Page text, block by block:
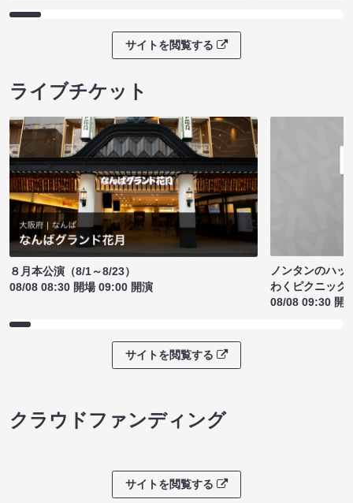
サイトを閲覧する
ライブチケット
８月本公演（8/1～8/23）
08/08 08:30 開場 09:00 開演
ノンタンのハッ
わくピクニック
08/08 09:30 開
サイトを閲覧する
クラウドファンディング
サイトを閲覧する